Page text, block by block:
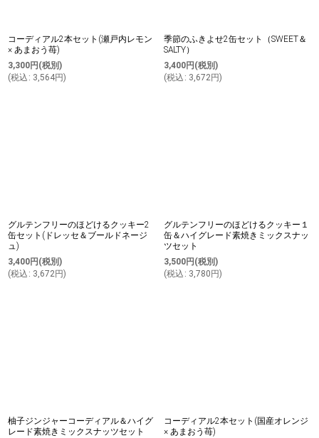
コーディアル2本セット(瀬戸内レモン
× あまおう苺)
3,300円 (税別)
(税込 : 3,564円)
季節のふきよせ2缶セット（SWEET＆
SALTY）
3,400円 (税別)
(税込 : 3,672円)
グルテンフリーのほどけるクッキー2
缶セット(ドレッセ＆ブールドネージ
ュ)
3,400円 (税別)
(税込 : 3,672円)
グルテンフリーのほどけるクッキー１
缶＆ハイグレード素焼きミックスナッ
ツセット
3,500円 (税別)
(税込 : 3,780 円)
柚子ジンジャーコーディアル＆ハイグ
レード素焼きミックスナッツセット
コーディアル2本セット(国産オレンジ
× あまおう苺)